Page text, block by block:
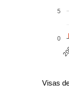
0
5
Visas